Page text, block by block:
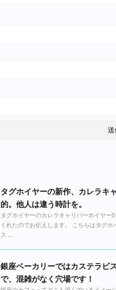
タグホイヤーの新作、カレラキ
的。他人は違う時計を。
タグホイヤーのカレラキャリバーホイヤー
くれたのでお伝えします。 こちらはタグ
ス ...
銀座ベーカリーではカステラビ
で、混雑がなく穴場です！